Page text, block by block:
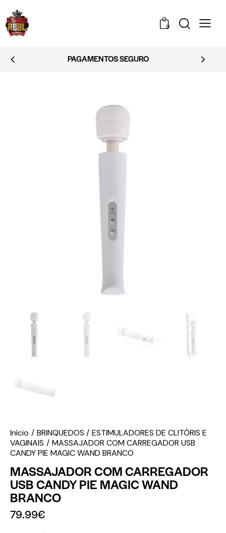
0
PAGAMENTOS SEGURO
Início BRINQUEDOS
ESTIMULADORES DE CLITÓRIS E
VAGINAIS
MASSAJADOR COM CARREGADOR USB
CANDY PIE MAGIC WAND BRANCO
MASSAJADOR COM CARREGADOR
USB CANDY PIE MAGIC WAND
BRANCO
79.99€